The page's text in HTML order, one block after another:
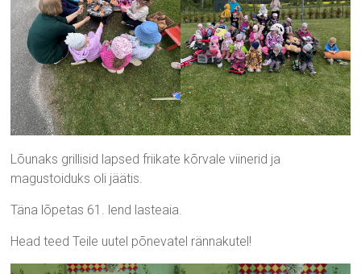
Lõunaks grillisid lapsed friikate kõrvale viinerid ja
magustoiduks oli jäätis.
Täna lõpetas 61. lend lasteaia.
Head teed Teile uutel põnevatel rännakutel!